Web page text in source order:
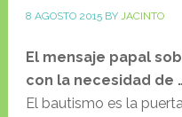
8 AGOSTO 2015BY JACINTO
El mensaje papal
con la necesidad de
El bautismo es la